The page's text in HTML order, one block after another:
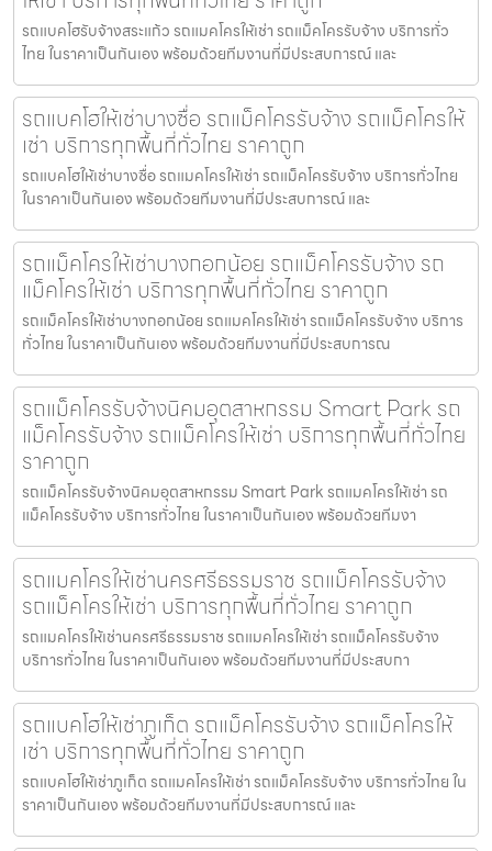
รถแบคโฮรับจ้างสระแก้ว รถแมคโครให้เช่า รถแม็คโครรับจ้าง บริการทั่ว
ไทย ในราคาเป็นกันเอง พร้อมด้วยทีมงานที่มีประสบการณ์ และ
รถแบคโฮให้เช่าบางซื่อ รถแม็คโครรับจ้าง รถแม็คโครให้
เช่า บริการทุกพื้นที่ทั่วไทย ราคาถูก
รถแบคโฮให้เช่าบางซื่อ รถแมคโครให้เช่า รถแม็คโครรับจ้าง บริการทั่วไทย
ในราคาเป็นกันเอง พร้อมด้วยทีมงานที่มีประสบการณ์ และ
รถแม็คโครให้เช่าบางกอกน้อย รถแม็คโครรับจ้าง รถ
แม็คโครให้เช่า บริการทุกพื้นที่ทั่วไทย ราคาถูก
รถแม็คโครให้เช่าบางกอกน้อย รถแมคโครให้เช่า รถแม็คโครรับจ้าง บริการ
ทั่วไทย ในราคาเป็นกันเอง พร้อมด้วยทีมงานที่มีประสบการณ
รถแม็คโครรับจ้างนิคมอุตสาหกรรม Smart Park รถ
แม็คโครรับจ้าง รถแม็คโครให้เช่า บริการทุกพื้นที่ทั่วไทย
ราคาถูก
รถแม็คโครรับจ้างนิคมอุตสาหกรรม Smart Park รถแมคโครให้เช่า รถ
แม็คโครรับจ้าง บริการทั่วไทย ในราคาเป็นกันเอง พร้อมด้วยทีมงา
รถแมคโครให้เช่านครศรีธรรมราช รถแม็คโครรับจ้าง
รถแม็คโครให้เช่า บริการทุกพื้นที่ทั่วไทย ราคาถูก
รถแมคโครให้เช่านครศรีธรรมราช รถแมคโครให้เช่า รถแม็คโครรับจ้าง
บริการทั่วไทย ในราคาเป็นกันเอง พร้อมด้วยทีมงานที่มีประสบกา
รถแบคโฮให้เช่าภูเก็ต รถแม็คโครรับจ้าง รถแม็คโครให้
เช่า บริการทุกพื้นที่ทั่วไทย ราคาถูก
รถแบคโฮให้เช่าภูเก็ต รถแมคโครให้เช่า รถแม็คโครรับจ้าง บริการทั่วไทย ใน
ราคาเป็นกันเอง พร้อมด้วยทีมงานที่มีประสบการณ์ และ